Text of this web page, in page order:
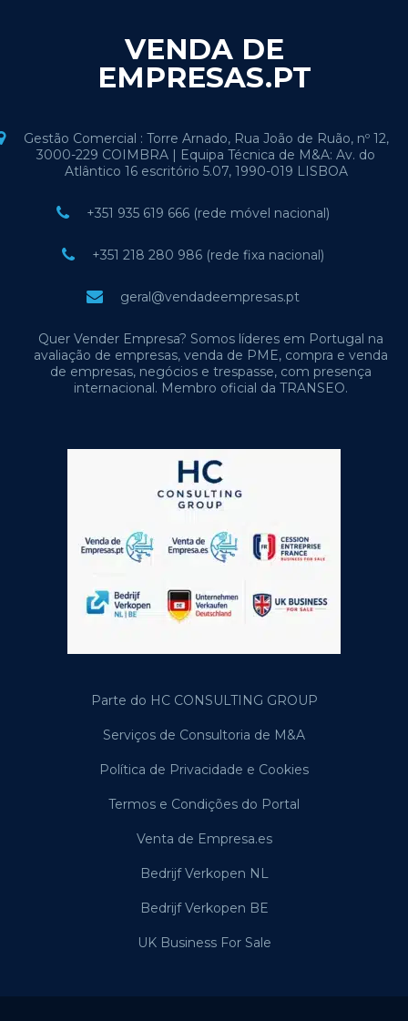
VENDA DE
EMPRESAS.PT
Gestão Comercial : Torre Arnado, Rua João de Ruão, nº 12,
3000-229 COIMBRA | Equipa Técnica de M&A: Av. do
Atlântico 16 escritório 5.07, 1990-019 LISBOA
+351 935 619 666 (rede móvel nacional)
+351 218 280 986 (rede fixa nacional)
geral@vendadeempresas.pt
Quer Vender Empresa? Somos líderes em Portugal na
avaliação de empresas, venda de PME, compra e venda
de empresas, negócios e trespasse, com presença
internacional. Membro oficial da TRANSEO.
Parte do HC CONSULTING GROUP
Serviços de Consultoria de M&A
Política de Privacidade e Cookies
Termos e Condições do Portal
Venta de Empresa.es
Bedrijf Verkopen NL
Bedrijf Verkopen BE
UK Business For Sale